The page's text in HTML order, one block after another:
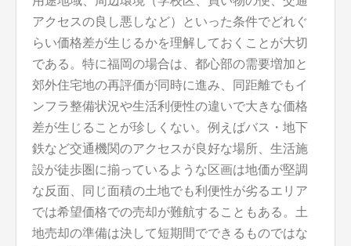
アクセスの良し悪しなど）といった条件でどれぐ
らい価格差が生じるかを理解しておくことが大切
である。特に福岡の場合は、都心部の需要増加と
郊外住宅地の再評価が同時に進み、同距離でもイ
ンフラ整備状況や生活利便性の違いで大きな価格
差が生じることが珍しくない。例えばバス・地下
鉄など交通機関のアクセスが良好な場所、生活施
設が徒歩圏に揃っているような区画は地価が堅調
な反面、同じ面積の土地でも利便性が劣るエリア
では希望価格での売却が難航することもある。土
地売却の準備は決して短期間でできるものではな